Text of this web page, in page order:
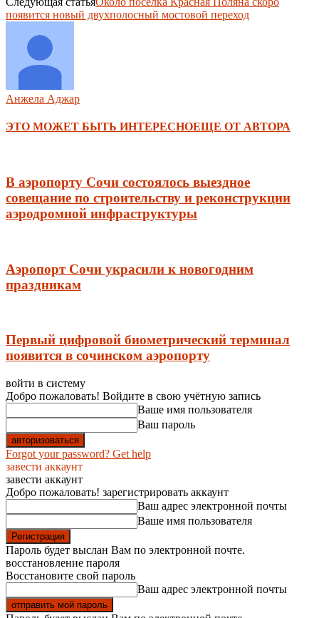
появится новый двухполосный мостовой переход
Анжела Аджар
ЭТО МОЖЕТ БЫТЬ ИНТЕРЕСНОЕЩЕ ОТ АВТОРА
В аэропорту Сочи состоялось выездное
совещание по строительству и реконструкции
аэродромной инфраструктуры
Аэропорт Сочи украсили к новогодним
праздникам
Первый цифровой биометрический терминал
появится в сочинском аэропорту
войти в систему
Добро пожаловать! Войдите в свою учётную запись
Ваше имя пользователя
Ваш пароль
Forgot your password? Get help
завести аккаунт
завести аккаунт
Добро пожаловать! зарегистрировать аккаунт
Ваш адрес электронной почты
Ваше имя пользователя
Пароль будет выслан Вам по электронной почте.
восстановление пароля
Восстановите свой пароль
Ваш адрес электронной почты